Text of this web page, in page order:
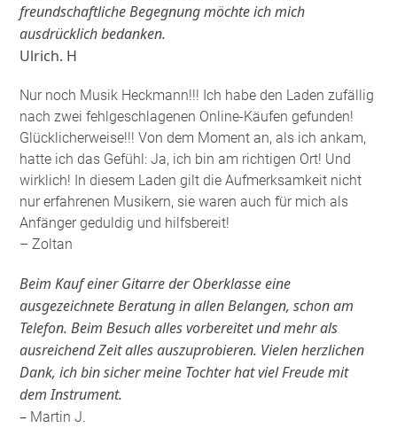
freundschaftliche Begegnung möchte ich mich
ausdrücklich bedanken.
Ulrich. H
Nur noch Musik Heckmann!!! Ich habe den Laden zufällig
nach zwei fehlgeschlagenen Online-Käufen gefunden!
Glücklicherweise!!! Von dem Moment an, als ich ankam,
hatte ich das Gefühl: Ja, ich bin am richtigen Ort! Und
wirklich! In diesem Laden gilt die Aufmerksamkeit nicht
nur erfahrenen Musikern, sie waren auch für mich als
Anfänger geduldig und hilfsbereit!
– Zoltan
Beim Kauf einer Gitarre der Oberklasse eine
ausgezeichnete Beratung in allen Belangen, schon am
Telefon. Beim Besuch alles vorbereitet und mehr als
ausreichend Zeit alles auszuprobieren. Vielen herzlichen
Dank, ich bin sicher meine Tochter hat viel Freude mit
dem Instrument.
– Martin J.